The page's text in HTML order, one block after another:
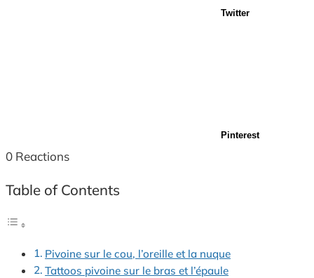
Twitter
Pinterest
0 Reactions
Table of Contents
Pivoine sur le cou, l’oreille et la nuque
Tattoos pivoine sur le bras et l’épaule